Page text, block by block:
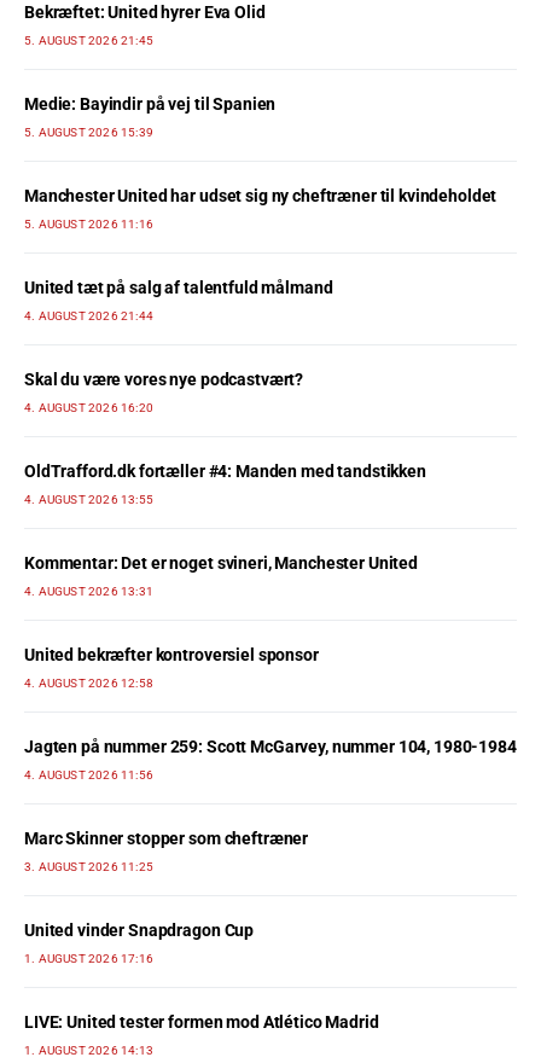
Bekræftet: United hyrer Eva Olid
5. AUGUST 2026 21:45
Medie: Bayindir på vej til Spanien
5. AUGUST 2026 15:39
Manchester United har udset sig ny cheftræner til kvindeholdet
5. AUGUST 2026 11:16
United tæt på salg af talentfuld målmand
4. AUGUST 2026 21:44
Skal du være vores nye podcastvært?
4. AUGUST 2026 16:20
OldTrafford.dk fortæller #4: Manden med tandstikken
4. AUGUST 2026 13:55
Kommentar: Det er noget svineri, Manchester United
4. AUGUST 2026 13:31
United bekræfter kontroversiel sponsor
4. AUGUST 2026 12:58
Jagten på nummer 259: Scott McGarvey, nummer 104, 1980-1984
4. AUGUST 2026 11:56
Marc Skinner stopper som cheftræner
3. AUGUST 2026 11:25
United vinder Snapdragon Cup
1. AUGUST 2026 17:16
LIVE: United tester formen mod Atlético Madrid
1. AUGUST 2026 14:13